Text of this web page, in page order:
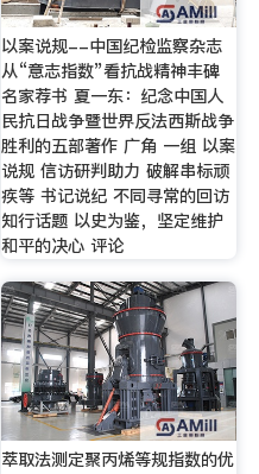
以案说规--中国纪检监察杂志
从“意志指数”看抗战精神丰碑
名家荐书 夏一东：纪念中国人
民抗日战争暨世界反法西斯战争
胜利的五部著作 广角 一组 以案
说规 信访研判助力 破解串标顽
疾等 书记说纪 不同寻常的回访
知行话题 以史为鉴，坚定维护
和平的决心 评论
萃取法测定聚丙烯等规指数的优